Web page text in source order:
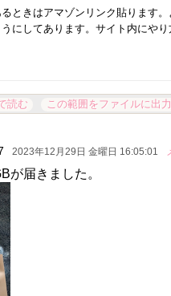
ときはアマゾンリンク貼ります。
にしてあります。サイト内にやり
読む この範囲をファイルに出
2023年12月29日 金曜日 16:05:01
が届きました。